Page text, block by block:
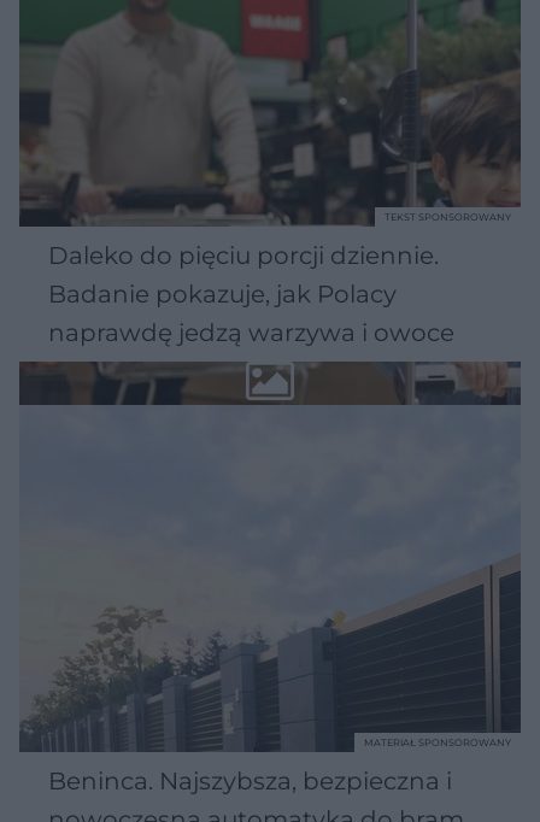
Daleko do pięciu porcji dziennie.
Badanie pokazuje, jak Polacy
naprawdę jedzą warzywa i owoce
TEKST SPONSOROWANY
Beninca. Najszybsza, bezpieczna i
MATERIAŁ SPONSOROWANY